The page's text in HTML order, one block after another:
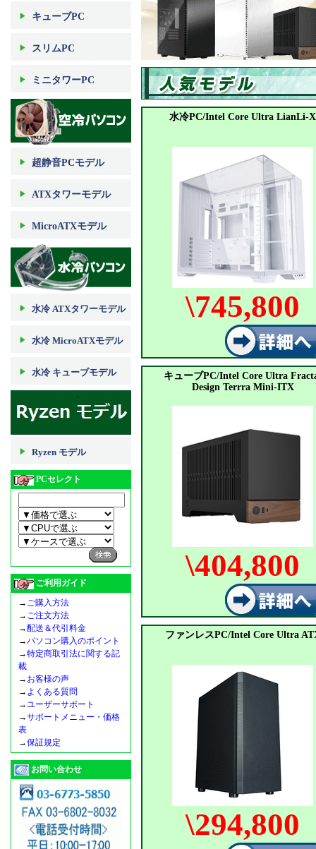
キューブPC
スリムPC
ミニタワーPC
超静音PCモデル
ATXタワーモデル
MicroATXモデル
水冷 ATXタワーモデル
水冷 MicroATXモデル
水冷 キューブモデル
Ryzen モデル
PCセレクト
ご利用ガイド
→ ご購入方法
→ ご注文方法
→配送＆代引料金
→パソコン購入のポイント
→特定商取引法に関する記
載
→ お客様の声
→ よくある質問
→ユーザーサポート
→サポートメニュー・価格
表
→保証規定
お問い合わせ
水冷PC/Intel Core Ultra LianLi-X
\745,800
キューブPC/Intel Core Ultra
Design Terrra Mini-ITX
\404,800
ファンレスPC/Intel Core Ultra
\294,800